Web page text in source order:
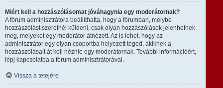
Miért kell a hozzászólásomat jóváhagynia egy moderátornak?
A fórum adminisztrátora beállíthatta, hogy a fórumban, melybe
hozzászólást szeretnél küldeni, csak olyan hozzászólások jelenhetnek
meg, melyeket egy moderátor átnézett. Az is lehet, hogy az
adminisztrátor egy olyan csoportba helyezett téged, akiknek a
hozzászólásait át kell néznie egy moderátornak. További információért,
lépj kapcsolatba a fórum adminisztrátorával.
Vissza a tetejére